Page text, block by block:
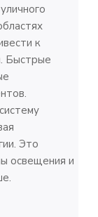
к
Быстрые
Это
освещения и